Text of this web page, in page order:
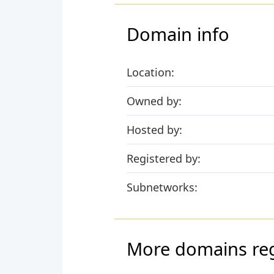
Domain info
Location:
Owned by:
Hosted by:
Registered by:
Subnetworks:
More domains